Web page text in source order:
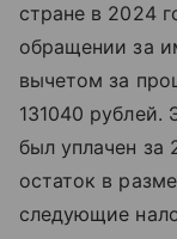
стране в 2024
обращении за
вычетом за
131040
был уплачен за
остаток в
следующие